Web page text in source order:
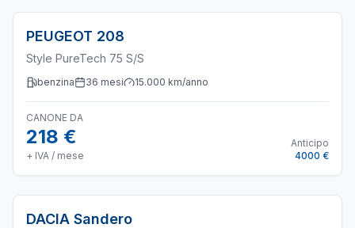
PEUGEOT 208
Style PureTech 75 S/S
benzina 36 mesi 15.000 km/anno
CANONE DA
218 €
+ IVA / mese
Anticipo
4000 €
DACIA Sandero